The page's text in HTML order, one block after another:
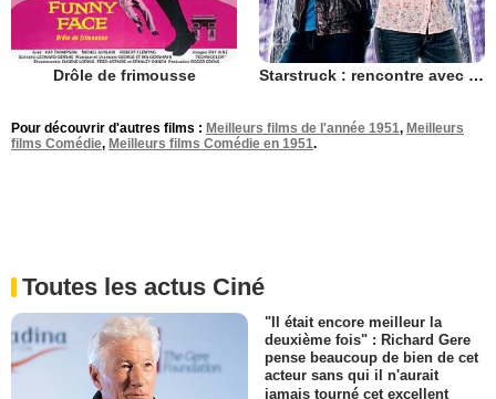
Drôle de frimousse Starstruck : rencontre avec une star
Pour découvrir d'autres films : Meilleurs films de l'année 1951, Meilleurs
films Comédie, Meilleurs films Comédie en 1951.
Toutes les actus Ciné
"Il était encore meilleur la
deuxième fois" : Richard Gere
pense beaucoup de bien de cet
acteur sans qui il n'aurait
jamais tourné cet excellent